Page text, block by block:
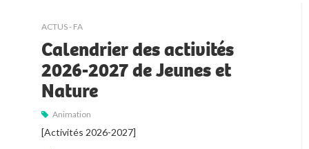
ACTUS - FA
Calendrier des activités
2026-2027 de Jeunes et
Nature
Animation
[Activités 2026-2027]